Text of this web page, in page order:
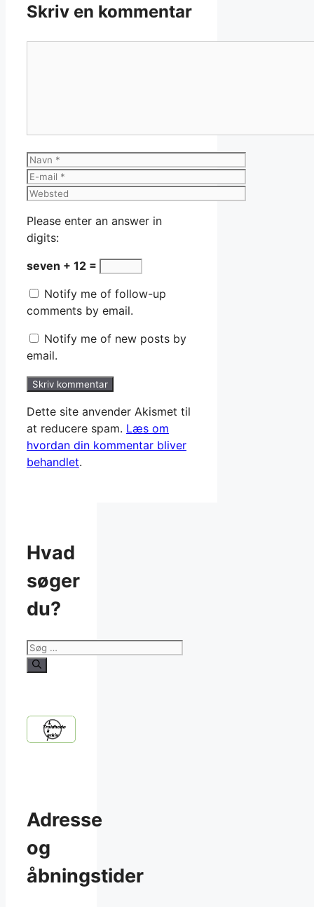
Skriv en kommentar
Navn
E-
mail
Websted
Please enter an answer in
digits:
seven + 12 =
Notify me of follow-up
comments by email.
Notify me of new posts by
email.
Dette site anvender Akismet til
at reducere spam. Læs om
hvordan din kommentar bliver
behandlet.
Hvad
søger
du?
Søg
efter:
Adresse
og
åbningstider